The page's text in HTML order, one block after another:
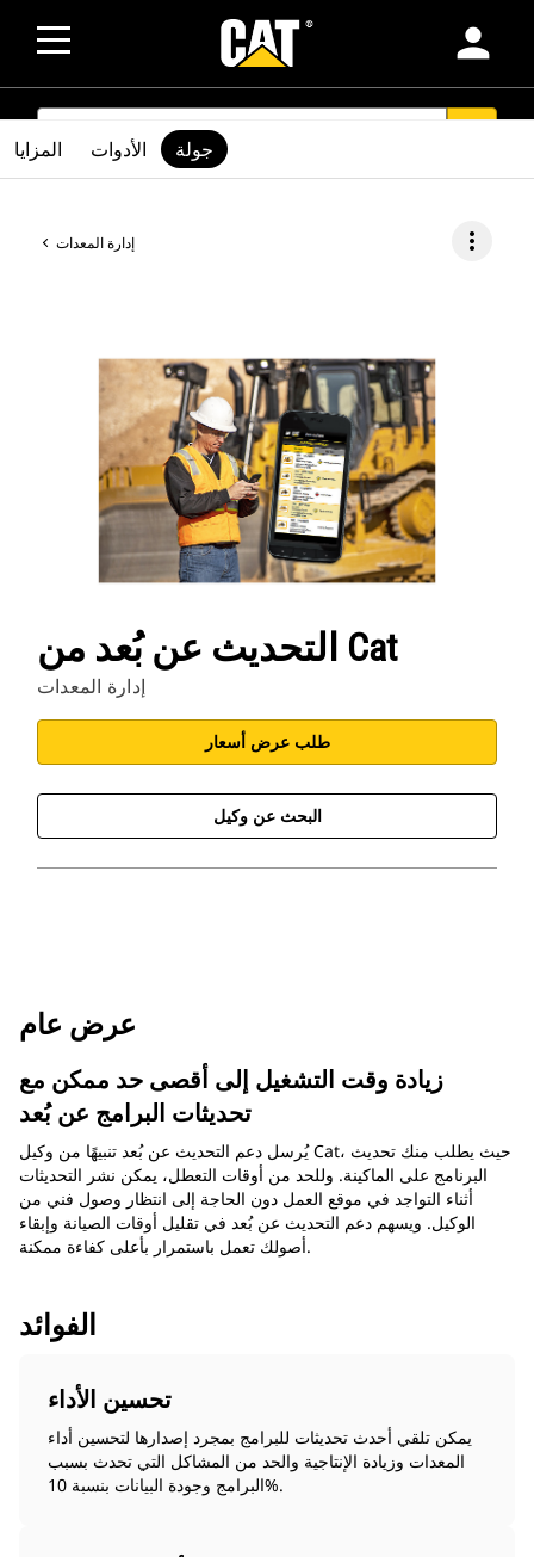
person
SEARCH
إدارة المعدات more_vert
التحديث عن بُعد من Cat
إدارة المعدات
طلب عرض أسعار
البحث عن وكيل
المزايا الأدوات جولة
عرض عام
زيادة وقت التشغيل إلى أقصى حد ممكن مع
تحديثات البرامج عن بُعد
يُرسل دعم التحديث عن بُعد تنبيهًا من وكيل Cat، حيث يطلب منك تحديث
البرنامج على الماكينة. وللحد من أوقات التعطل، يمكن نشر التحديثات
أثناء التواجد في موقع العمل دون الحاجة إلى انتظار وصول فني من
الوكيل. ويسهم دعم التحديث عن بُعد في تقليل أوقات الصيانة وإبقاء
أصولك تعمل باستمرار بأعلى كفاءة ممكنة.
الفوائد
تحسين الأداء
يمكن تلقي أحدث تحديثات للبرامج بمجرد إصدارها لتحسين أداء
المعدات وزيادة الإنتاجية والحد من المشاكل التي تحدث بسبب
البرامج وجودة البيانات بنسبة 10%.